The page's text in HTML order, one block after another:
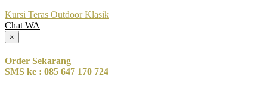
Kursi Teras Outdoor Klasik
Chat WA
×
Order Sekarang
SMS ke : 085 647 170 724